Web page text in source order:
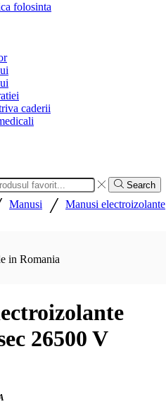
folosinta
caderii
Search
Manusi / Manusi electroizolante
in Romania
26500 V